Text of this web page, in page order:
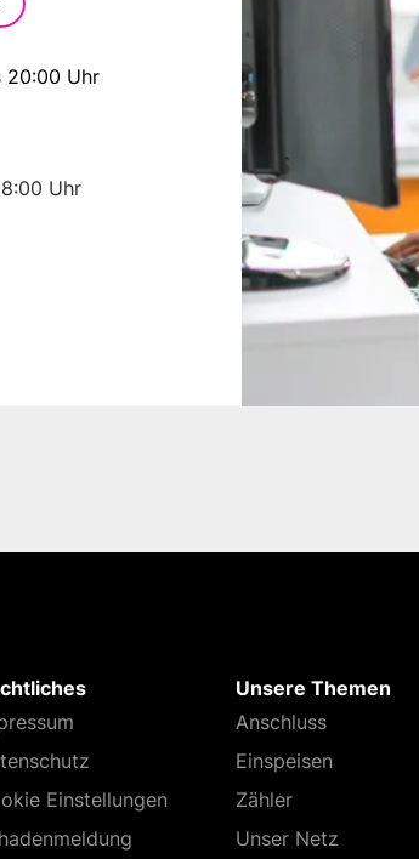
20:00 Uhr
Uhr
Einstellungen
Unsere Themen
Anschluss
Einspeisen
Zähler
Unser Netz